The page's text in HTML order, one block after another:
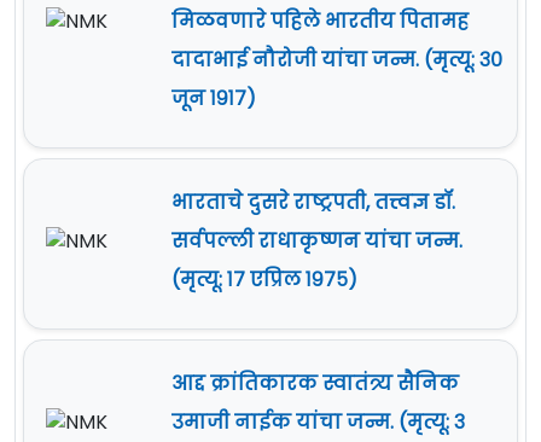
मिळवणारे पहिले भारतीय पितामह
दादाभाई नौरोजी यांचा जन्म. (मृत्यू: ३०
जून १९१७)
भारताचे दुसरे राष्ट्रपती, तत्त्वज्ञ डॉ.
सर्वपल्ली राधाकृष्णन यांचा जन्म.
(मृत्यू: १७ एप्रिल १९७५)
आद्द क्रांतिकारक स्वातंत्र्य सैनिक
उमाजी नाईक यांचा जन्म. (मृत्यू: ३